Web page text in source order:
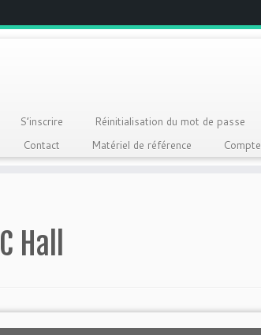
S’inscrire Réinitialisation du mot de passe
Contact Matériel de référence Compte
Hall